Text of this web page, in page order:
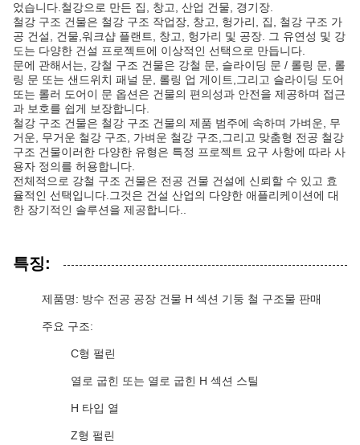
었습니다.철강으로 만든 집, 창고, 산업 건물, 경기장.
철강 구조 건물은 철강 구조 작업장, 창고, 헝가리, 집, 철강 구조 가
공 건설, 건물,워크샵 플랜트, 창고, 헝가리 및 공장. 그 유연성 및 강
도는 다양한 건설 프로젝트에 이상적인 선택으로 만듭니다.
문에 관해서는, 강철 구조 건물은 강철 문, 슬라이딩 문 / 롤링 문, 롤
링 문 또는 샌드위치 패널 문, 롤링 업 게이트,그리고 슬라이딩 도어
또는 롤러 도어이 문 옵션은 건물의 편의성과 안전을 제공하며 접근
과 보호를 쉽게 보장합니다.
철강 구조 건물은 철강 구조 건물의 제품 범주에 속하며 가벼운, 무
거운, 무거운 철강 구조, 가벼운 철강 구조,그리고 맞춤형 전공 철강
구조 건물이러한 다양한 유형은 특정 프로젝트 요구 사항에 따라 사
용자 정의를 허용합니다.
전체적으로 강철 구조 건물은 전공 건물 건설에 신뢰할 수 있고 효
율적인 선택입니다.그것은 건설 산업의 다양한 애플리케이션에 대
한 장기적인 솔루션을 제공합니다..
특징:
제품명: 방수 전공 공장 건물 H 섹션 기둥 철 구조물 판매
주요 구조:
C형 펄린
열로 굽힌 또는 열로 굽힌 H 섹션 스틸
H 타입 열
Z형 펄린